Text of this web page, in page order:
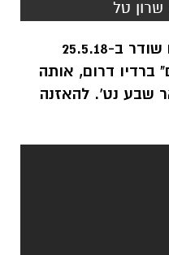
שבע נט'. להאזנה